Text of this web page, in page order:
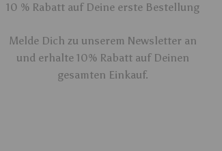
10 % Rabatt auf Deine erste Bestellung
Melde Dich zu unserem Newsletter an
und erhalte 10% Rabatt auf Deinen
gesamten Einkauf.